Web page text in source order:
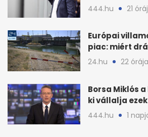
nyilvános
444.hu 21
Európai
piac: miért
áram
24.hu 22 órája
Borsa Miklós
ki vállalja
munkát?
444.hu 1